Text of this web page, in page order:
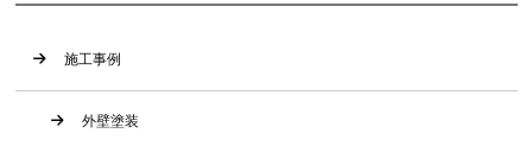
施工事例
外壁塗装